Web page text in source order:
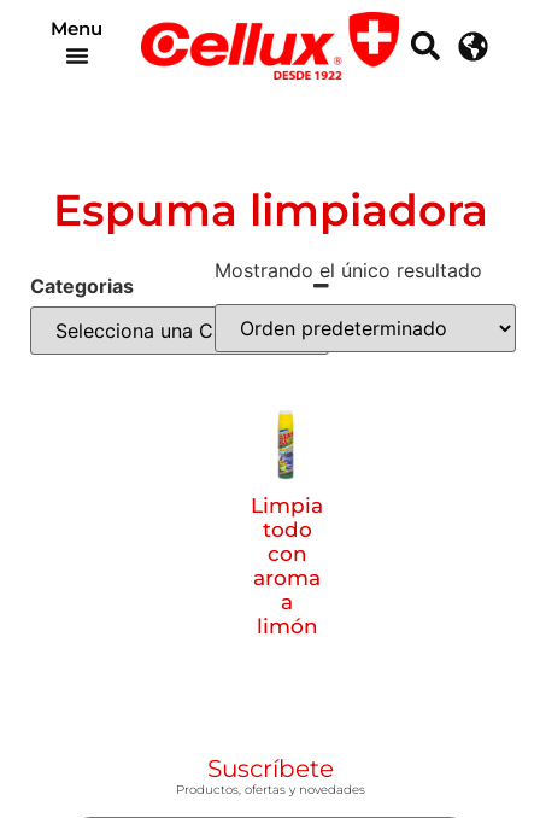
Menu
Espuma limpiadora
Categorias
Mostrando el único resultado
Limpia
todo
con
aroma
a
limón
Suscríbete
Productos, ofertas y novedades